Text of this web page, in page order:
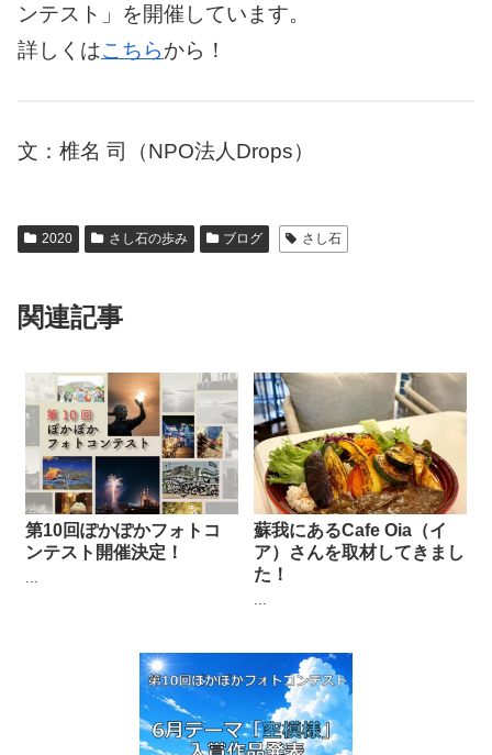
ンテスト」を開催しています。
詳しくはこちらから！
文：椎名 司（NPO法人Drops）
2020 さし石の歩み ブログ さし石
関連記事
第10回ぽかぽかフォトコ
ンテスト開催決定！
...
蘇我にあるCafe Oia（イ
ア）さんを取材してきまし
た！
...